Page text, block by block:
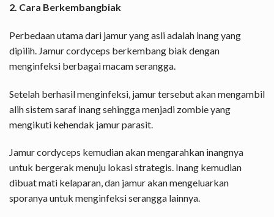
2. Cara Berkembangbiak
Perbedaan utama dari jamur yang asli adalah inang yang
dipilih. Jamur cordyceps berkembang biak dengan
menginfeksi berbagai macam serangga.
Setelah berhasil menginfeksi, jamur tersebut akan mengambil
alih sistem saraf inang sehingga menjadi zombie yang
mengikuti kehendak jamur parasit.
Jamur cordyceps kemudian akan mengarahkan inangnya
untuk bergerak menuju lokasi strategis. Inang kemudian
dibuat mati kelaparan, dan jamur akan mengeluarkan
sporanya untuk menginfeksi serangga lainnya.